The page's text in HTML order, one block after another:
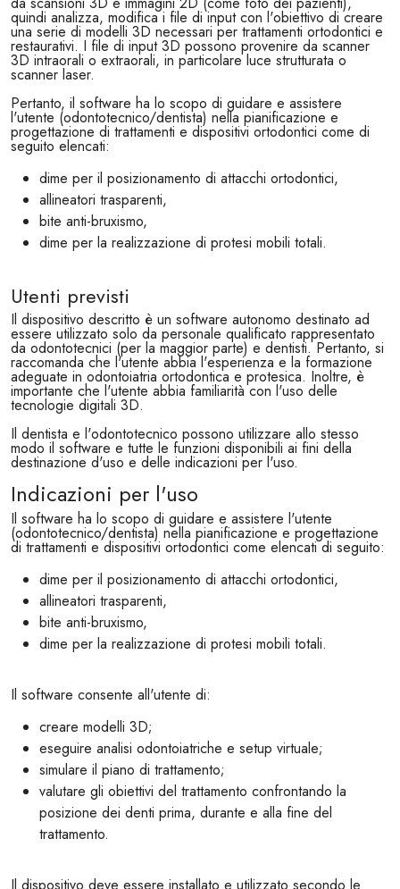
quindi analizza, modifica i file di input con l'obiettivo di creare
una serie di modelli 3D necessari per trattamenti ortodontici e
restaurativi. I file di input 3D possono provenire da scanner
3D intraorali o extraorali, in particolare luce strutturata o
scanner laser.
Pertanto, il software ha lo scopo di guidare e assistere
l'utente (odontotecnico/dentista) nella pianificazione e
progettazione di trattamenti e dispositivi ortodontici come di
seguito elencati:
dime per il posizionamento di attacchi ortodontici,
allineatori trasparenti,
bite anti-bruxismo,
dime per la realizzazione di protesi mobili totali.
Utenti previsti
Il dispositivo descritto è un software autonomo destinato ad
essere utilizzato solo da personale qualificato rappresentato
da odontotecnici (per la maggior parte) e dentisti. Pertanto, si
raccomanda che l'utente abbia l'esperienza e la formazione
adeguate in odontoiatria ortodontica e protesica. Inoltre, è
importante che l'utente abbia familiarità con l'uso delle
tecnologie digitali 3D.
Il dentista e l'odontotecnico possono utilizzare allo stesso
modo il software e tutte le funzioni disponibili ai fini della
destinazione d'uso e delle indicazioni per l'uso.
Indicazioni per l'uso
Il software ha lo scopo di guidare e assistere l'utente
(odontotecnico/dentista) nella pianificazione e progettazione
di trattamenti e dispositivi ortodontici come elencati di seguito:
dime per il posizionamento di attacchi ortodontici,
allineatori trasparenti,
bite anti-bruxismo,
dime per la realizzazione di protesi mobili totali.
Il software consente all'utente di:
creare modelli 3D;
eseguire analisi odontoiatriche e setup virtuale;
simulare il piano di trattamento;
valutare gli obiettivi del trattamento confrontando la
posizione dei denti prima, durante e alla fine del
trattamento.